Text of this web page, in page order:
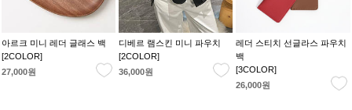
아르크 미니 레더 글래스 백
[2COLOR]
27,000원
디베르 램스킨 미니 파우치
[2COLOR]
36,000원
레더 스티치 선글라스 파우치
백
[3COLOR]
26,000원